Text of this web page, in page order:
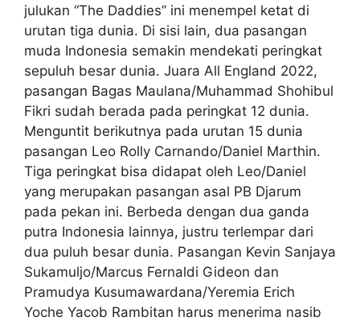
julukan “The Daddies” ini menempel ketat di
urutan tiga dunia. Di sisi lain, dua pasangan
muda Indonesia semakin mendekati peringkat
sepuluh besar dunia. Juara All England 2022,
pasangan Bagas Maulana/Muhammad Shohibul
Fikri sudah berada pada peringkat 12 dunia.
Menguntit berikutnya pada urutan 15 dunia
pasangan Leo Rolly Carnando/Daniel Marthin.
Tiga peringkat bisa didapat oleh Leo/Daniel
yang merupakan pasangan asal PB Djarum
pada pekan ini. Berbeda dengan dua ganda
putra Indonesia lainnya, justru terlempar dari
dua puluh besar dunia. Pasangan Kevin Sanjaya
Sukamuljo/Marcus Fernaldi Gideon dan
Pramudya Kusumawardana/Yeremia Erich
Yoche Yacob Rambitan harus menerima nasib